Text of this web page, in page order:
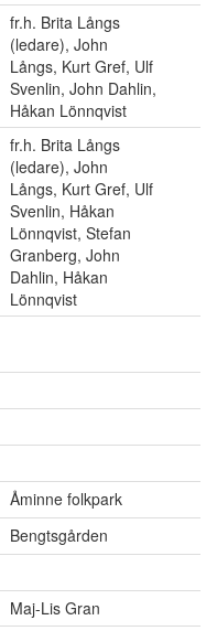
fr.h. Brita Långs
(ledare), John
Långs, Kurt Gref, Ulf
Svenlin, John Dahlin,
Håkan Lönnqvist
fr.h. Brita Långs
(ledare), John
Långs, Kurt Gref, Ulf
Svenlin, Håkan
Lönnqvist, Stefan
Granberg, John
Dahlin, Håkan
Lönnqvist
Åminne folkpark
Bengtsgården
Maj-Lis Gran